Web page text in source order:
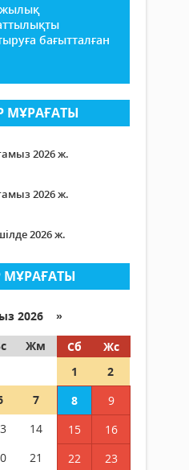
бағытталған
МҰРАҒАТЫ
2026 ж.
2026 ж.
2026 ж.
2026 »
Жм Сб
Жс
1
2
7 8
9
14 15
16
21 22
23